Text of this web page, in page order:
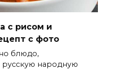
с рисом и
с фото
блюдо,
народную